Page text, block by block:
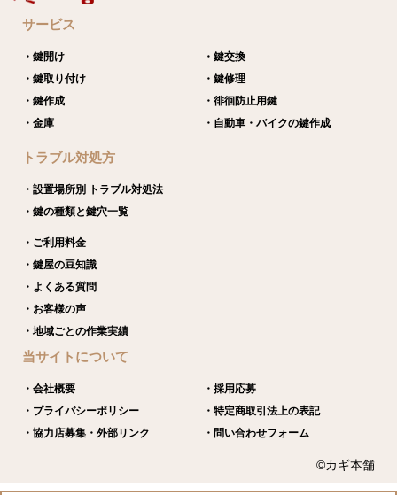
サービス
・鍵開け
・鍵交換
・鍵取り付け
・鍵修理
・鍵作成
・徘徊防止用鍵
・金庫
・自動車・バイクの鍵作成
トラブル対処方
・設置場所別 トラブル対処法
・鍵の種類と鍵穴一覧
・ご利用料金
・鍵屋の豆知識
・よくある質問
・お客様の声
・地域ごとの作業実績
当サイトについて
・会社概要
・採用応募
・プライバシーポリシー
・特定商取引法上の表記
・協力店募集・外部リンク
・問い合わせフォーム
©カギ本舗